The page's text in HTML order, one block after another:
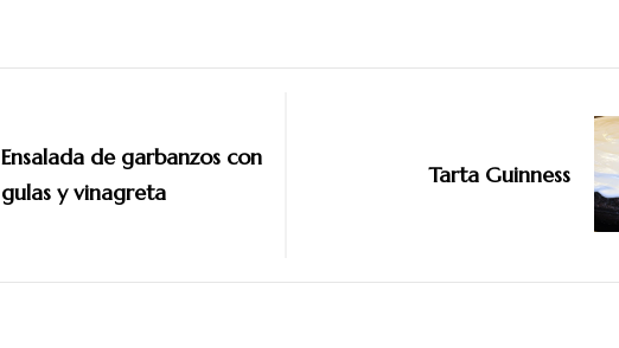
Ensalada de garbanzos con
gulas y vinagreta
Tarta Guinness